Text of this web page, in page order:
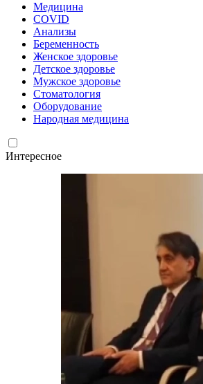
Медицина
COVID
Анализы
Беременность
Женское здоровье
Детское здоровье
Мужское здоровье
Стоматология
Оборудование
Народная медицина
Интересное